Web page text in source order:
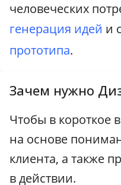
человеческих
генерация идей и
прототипа.
Зачем нужно
Чтобы в короткое
на основе
клиента, а также
в действии.